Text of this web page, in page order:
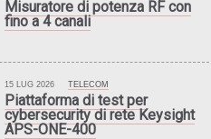
Misuratore di potenza RF con
fino a 4 canali
15 LUG 2026 TELECOM
Piattaforma di test per
cybersecurity di rete Keysight
APS-ONE-400